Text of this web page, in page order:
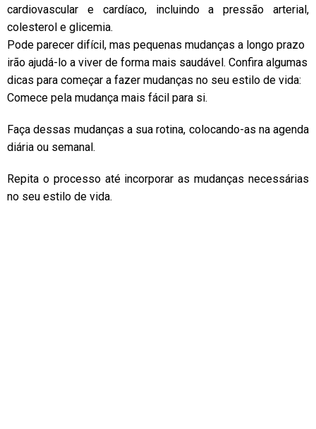
cardiovascular e cardíaco, incluindo a pressão arterial,
colesterol e glicemia.
Pode parecer difícil, mas pequenas mudanças a longo prazo
irão ajudá-lo a viver de forma mais saudável. Confira algumas
dicas para começar a fazer mudanças no seu estilo de vida:
Comece pela mudança mais fácil para si.
Faça dessas mudanças a sua rotina, colocando-as na agenda
diária ou semanal.
Repita o processo até incorporar as mudanças necessárias
no seu estilo de vida.